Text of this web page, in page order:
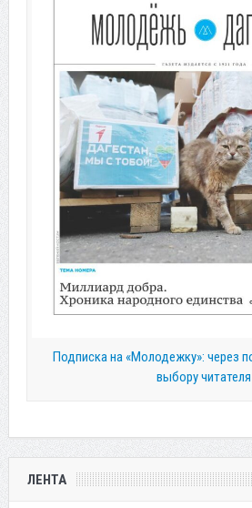
Подписка на «Молодежку»: через
выбору читателя
ЛЕНТА